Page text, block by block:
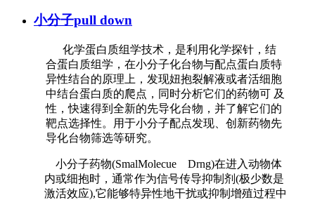
小分子pull down
化学蛋白质组学技术，是利用化学探针，结
合蛋白质组学，在小分子化台物与配点蛋白质特
异性结台的原理上，发现妞抱裂解液或者活细胞
中结台蛋白质的爬点，同时分析它们的药物可 及
性，快速得到全新的先导化台物，并了解它们的
靶点选择性。用于小分子配点发现、创新药物先
导化台物筛选等研究。
小分子药物(SmalMolecue Drng)在进入动物体
内或细抱时，通常作为信号传导抑制剂(极少数是
激活效应),它能够特异性地干扰或抑制增殖过程中